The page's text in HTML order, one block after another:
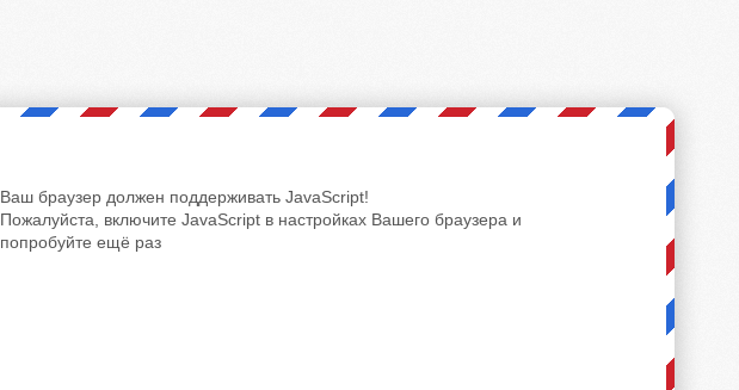
Ваш браузер должен поддерживать JavaScript!
Пожалуйста, включите JavaScript в настройках Вашего браузера и
попробуйте ещё раз